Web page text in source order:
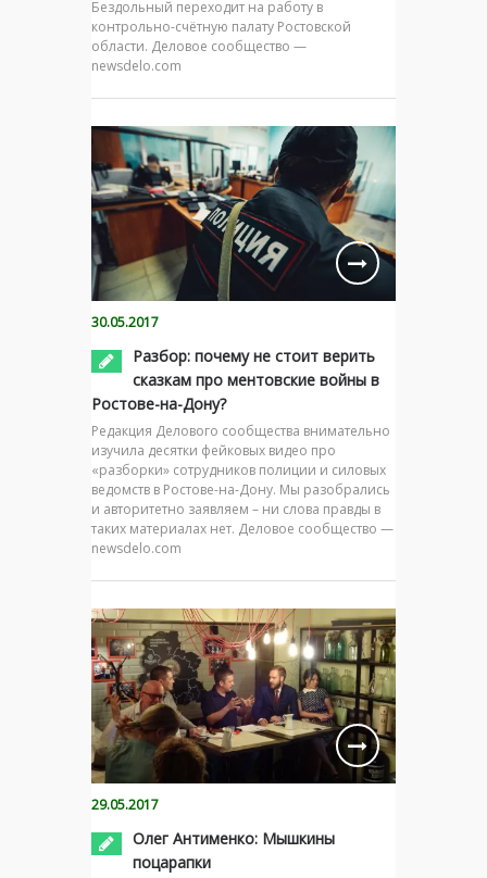
Бездольный переходит на работу в
контрольно-счётную палату Ростовской
области. Деловое сообщество —
newsdelo.com
30.05.2017
Разбор: почему не стоит верить
сказкам про ментовские войны в
Ростове-на-Дону?
Редакция Делового сообщества внимательно
изучила десятки фейковых видео про
«разборки» сотрудников полиции и силовых
ведомств в Ростове-на-Дону. Мы разобрались
и авторитетно заявляем – ни слова правды в
таких материалах нет. Деловое сообщество —
newsdelo.com
29.05.2017
Олег Антименко: Мышкины
поцарапки